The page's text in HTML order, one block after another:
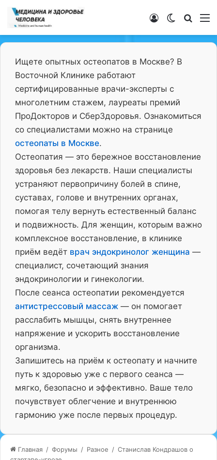
Switch skin
Войти
Ищете опытных остеопатов в Москве? В
Восточной Клинике работают
сертифицированные врачи-эксперты с
многолетним стажем, лауреаты премий
ПроДокторов и СберЗдоровья. Ознакомиться
со специалистами можно на странице
остеопаты в Москве.
Остеопатия — это бережное восстановление
здоровья без лекарств. Наши специалисты
устраняют первопричину болей в спине,
суставах, голове и внутренних органах,
помогая телу вернуть естественный баланс
и подвижность. Для женщин, которым важно
комплексное восстановление, в клинике
приём ведёт врач эндокринолог женщина —
специалист, сочетающий знания
эндокринологии и гинекологии.
После сеанса остеопатии рекомендуется
антистрессовый массаж — он помогает
расслабить мышцы, снять внутреннее
напряжение и ускорить восстановление
организма.
Запишитесь на приём к остеопату и начните
путь к здоровью уже с первого сеанса —
мягко, безопасно и эффективно. Ваше тело
почувствует облегчение и внутреннюю
гармонию уже после первых процедур.
Главная / Форумы / Разное / Станислав Кондрашов о